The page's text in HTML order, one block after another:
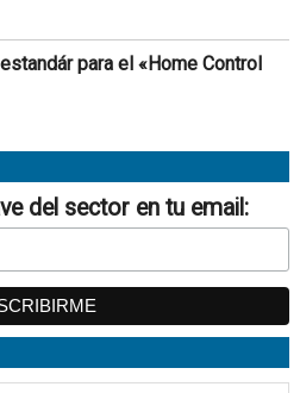
para el «Home Control
del sector en tu email: